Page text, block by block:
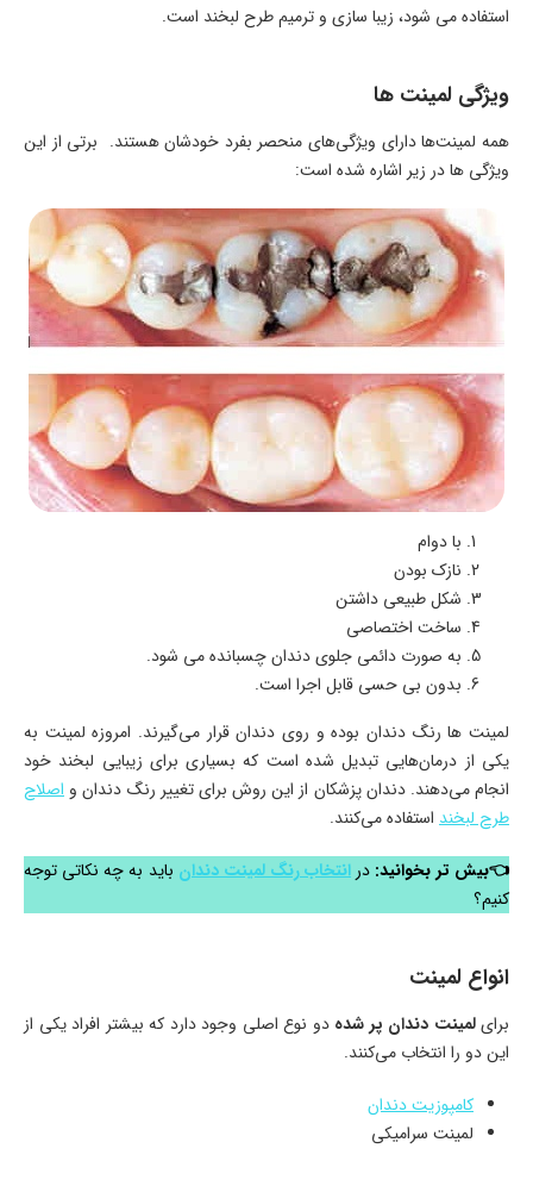
استفاده می شود، زیبا سازی و ترمیم طرح لبخند است.
ویژگی لمینت ها
همه لمینت‌ها دارای ویژگی‌های منحصر بفرد خودشان هستند. برتی از این
ویژگی ها در زیر اشاره شده است:
با دوام
نازک بودن
شکل طبیعی داشتن
ساخت اختصاصی
به صورت دائمی جلوی دندان چسبانده می شود.
بدون بی حسی قابل اجرا است.
لمینت ها رنگ دندان بوده و روی دندان قرار می‌گیرند. امروزه لمینت به
یکی از درمان‌هایی تبدیل شده است که بسیاری برای زیبایی لبخند خود
انجام می‌دهند. دندان پزشکان از این روش برای تغییر رنگ دندان و اصلاح
طرح لبخند استفاده می‌کنند.
👈بیش تر بخوانید: در انتخاب رنگ لمینت دندان باید به چه نکاتی توجه
کنیم؟
انواع لمینت
برایلمینت دندان پر شده دو نوع اصلی وجود دارد که بیشتر افراد یکی از
این دو را انتخاب می‌کنند.
کامپوزیت دندان
لمینت سرامیکی